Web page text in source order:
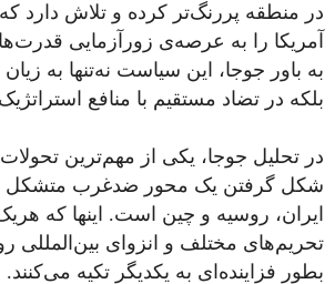
در منطقه پررنگ‌تر کرده و تلاش دارد
آمریکا را به عرصه‌ی زورآزمایی
به باور جوجا، این سیاست نه‌تنها به
بلکه در تضاد مستقیم با منافع
در تحلیل جوجا، یکی از مهم‌ترین تحولات
شکل‌ گرفتن یک محور ضدغرب متشکل
ایران، روسیه و چین است. اینها که
تحریم‌‌های مختلف و انزوای بین‌المللی
بطور فزاینده‌ای به یکدیگر تکیه